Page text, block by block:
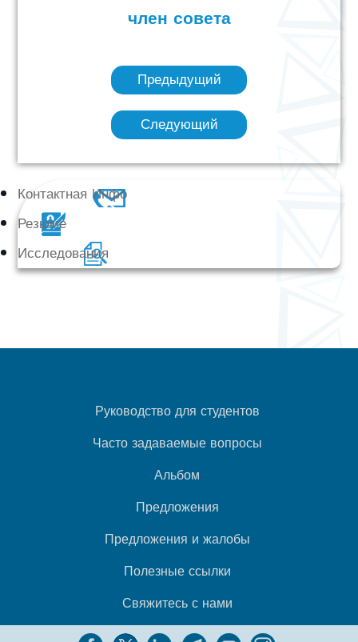
член совета
Предыдущий
Следующий
Контактная Инфо
Резюме
Исследования
Руководство для студентов
Часто задаваемые вопросы
Альбом
Предложения
Предложения и жалобы
Полезные ссылки
Свяжитесь с нами